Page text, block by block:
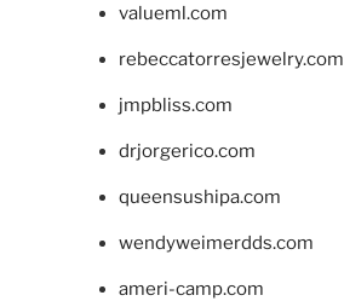
valueml.com
rebeccatorresjewelry.com
jmpbliss.com
drjorgerico.com
queensushipa.com
wendyweimerdds.com
ameri-camp.com